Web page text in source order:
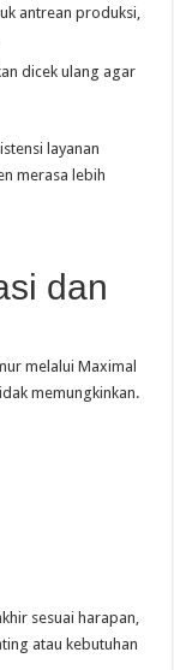
antrean produksi,
dicek ulang agar
layanan
merasa lebih
dan
melalui Maximal
memungkinkan.
sesuai harapan,
atau kebutuhan